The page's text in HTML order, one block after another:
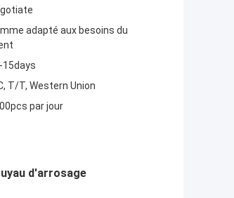
adapté aux besoins du
15days
T/T, Western Union
par jour
d'arrosage